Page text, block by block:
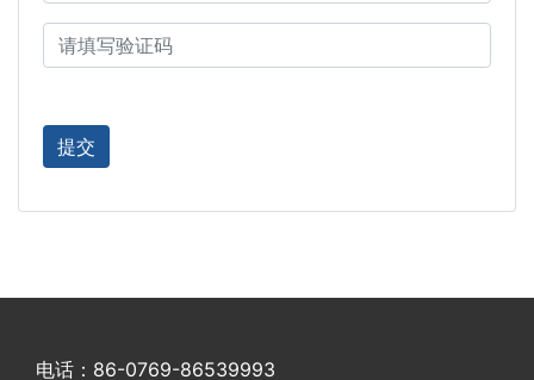
电话：86-0769-86539993